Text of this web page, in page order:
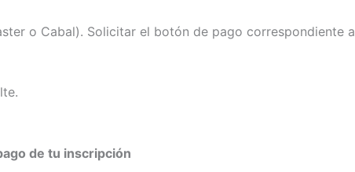
o Cabal). Solicitar el botón de pago correspondiente a
de tu inscripción